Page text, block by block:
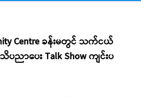
Centre ခန်းမတွင် သက်ငယ်
ပညာပေး Talk Show ကျင်းပ